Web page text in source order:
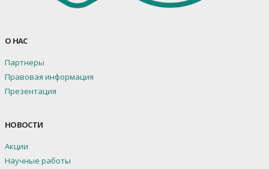
О НАС
Партнеры
Правовая информация
Презентация
НОВОСТИ
Акции
Научные работы